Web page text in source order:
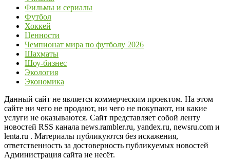
Фильмы и сериалы
Футбол
Хоккей
Ценности
Чемпионат мира по футболу 2026
Шахматы
Шоу-бизнес
Экология
Экономика
Данный сайт не является коммерческим проектом. На этом
сайте ни чего не продают, ни чего не покупают, ни какие
услуги не оказываются. Сайт представляет собой ленту
новостей RSS канала news.rambler.ru, yandex.ru, newsru.com и
lenta.ru . Материалы публикуются без искажения,
ответственность за достоверность публикуемых новостей
Администрация сайта не несёт.